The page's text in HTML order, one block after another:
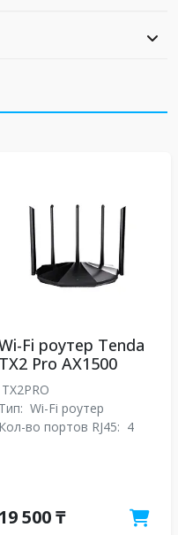
Fi роутер Tenda
TX2 Pro АX1500
TX2PRO
Тип: Wi-Fi роутер
Кол-во портов RJ45: 4
19 500 ₸